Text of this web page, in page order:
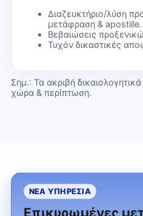
Διαζευκτήριο/λύση
μετάφραση & apostille.
Βεβαιώσεις
Τυχόν δικαστικές
Σημ.: Τα ακριβή
χώρα & περίπτωση.
ΝΕΑ ΥΠΗΡΕΣΙΑ
Επικυρωμένες